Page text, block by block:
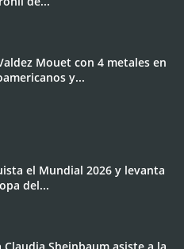
Mouet con 4 metales en
y...
el Mundial 2026 y levanta
del...